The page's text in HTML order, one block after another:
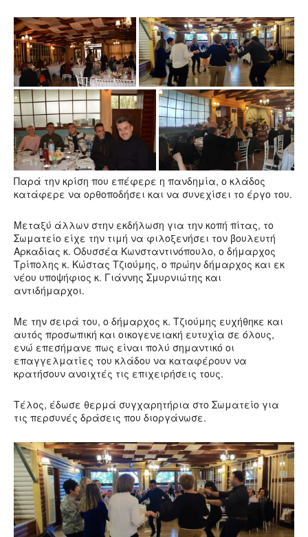
Παρά την κρίση που επέφερε η πανδημία, ο κλάδος
κατάφερε να ορθοποδήσει και να συνεχίσει το έργο του.
Μεταξύ άλλων στην εκδήλωση για την κοπή πίτας, το
Σωματείο είχε την τιμή να φιλοξενήσει τον βουλευτή
Αρκαδίας κ. Οδυσσέα Κωνσταντινόπουλο, ο δήμαρχος
Τρίπολης κ. Κώστας Τζιούμης, ο πρώην δήμαρχος και εκ
νέου υποψήφιος κ. Γιάννης Σμυρνιώτης και
αντιδήμαρχοι.
Με την σειρά του, ο δήμαρχος κ. Τζιούμης ευχήθηκε και
αυτός προσωπική και οικογενειακή ευτυχία σε όλους,
ενώ επεσήμανε πως είναι πολύ σημαντικό οι
επαγγελματίες του κλάδου να καταφέρουν να
κρατήσουν ανοιχτές τις επιχειρήσεις τους.
Τέλος, έδωσε θερμά συγχαρητήρια στο Σωματείο για
τις περσυνές δράσεις που διοργάνωσε.